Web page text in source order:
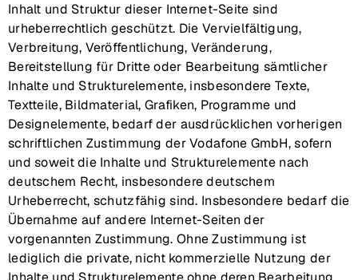
Inhalt und Struktur dieser Internet-Seite sind
urheberrechtlich geschützt. Die Vervielfältigung,
Verbreitung, Veröffentlichung, Veränderung,
Bereitstellung für Dritte oder Bearbeitung sämtlicher
Inhalte und Strukturelemente, insbesondere Texte,
Textteile, Bildmaterial, Grafiken, Programme und
Designelemente, bedarf der ausdrücklichen vorherigen
schriftlichen Zustimmung der Vodafone GmbH, sofern
und soweit die Inhalte und Strukturelemente nach
deutschem Recht, insbesondere deutschem
Urheberrecht, schutzfähig sind. Insbesondere bedarf die
Übernahme auf andere Internet-Seiten der
vorgenannten Zustimmung. Ohne Zustimmung ist
lediglich die private, nicht kommerzielle Nutzung der